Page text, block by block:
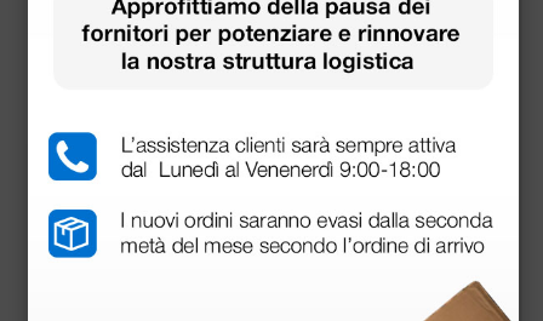
5 terminazioni per m
chio modello
42,50 €
Sonda temperatura
CSM8000 vecchio m
odello
17,04 €